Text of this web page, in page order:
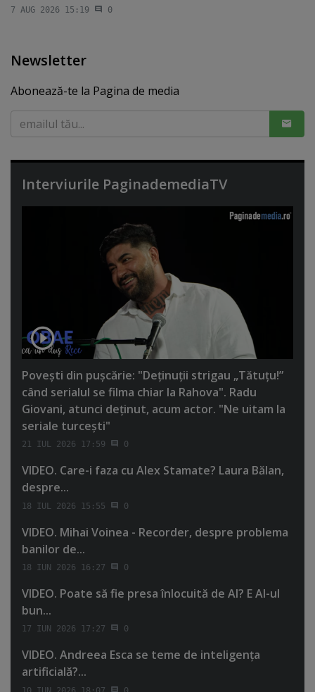
7 AUG 2026 15:19 0
Newsletter
Abonează-te la Pagina de media
Interviurile PaginademediaTV
Poveşti din puşcărie: "Deţinuţii strigau „Tătuţu!”
când serialul se filma chiar la Rahova". Radu
Giovani, atunci deţinut, acum actor. "Ne uitam la
seriale turceşti"
21 IUL 2026 17:59 0
VIDEO. Care-i faza cu Alex Stamate? Laura Bălan,
despre...
18 IUL 2026 15:55 0
VIDEO. Mihai Voinea - Recorder, despre problema
banilor de...
18 IUN 2026 16:27 0
VIDEO. Poate să fie presa înlocuită de AI? E AI-ul
bun...
17 IUN 2026 17:27 0
VIDEO. Andreea Esca se teme de inteligenţa
artificială?...